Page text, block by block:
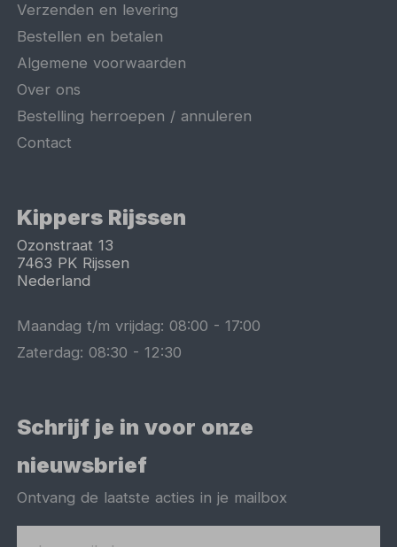
Verzenden en levering
Bestellen en betalen
Algemene voorwaarden
Over ons
Bestelling herroepen / annuleren
Contact
Kippers Rijssen
Ozonstraat 13
7463 PK Rijssen
Nederland
Maandag t/m vrijdag:08:00 -17:00
Zaterdag:08:30 -12:30
Schrijf je in voor onze
nieuwsbrief
Ontvang de laatste acties in je mailbox